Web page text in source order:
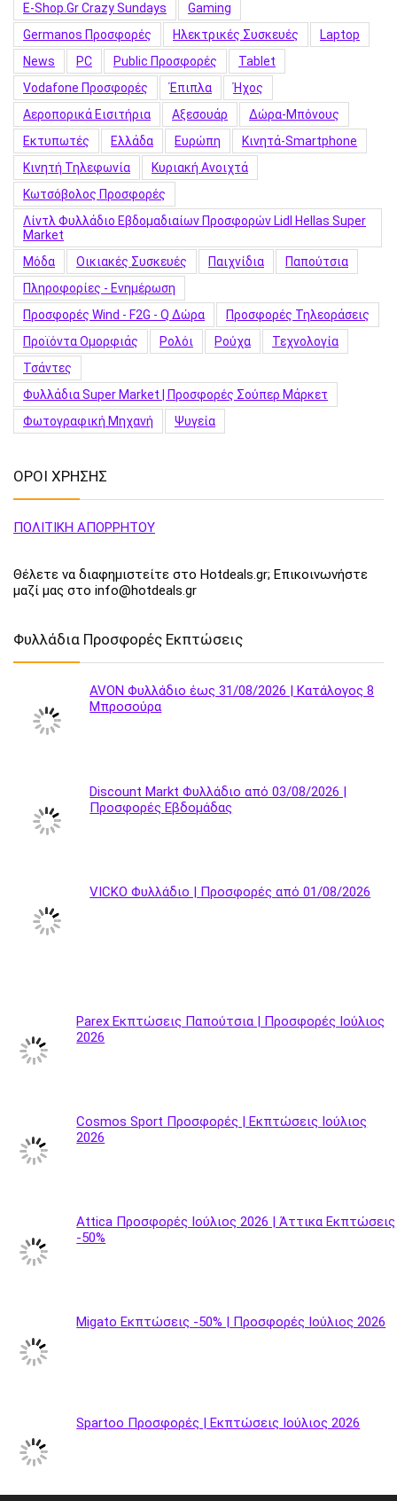
E-Shop.gr Crazy Sundays
Gaming
Germanos Προσφορές
Hλεκτρικές Συσκευές
Laptop
News
PC Public Προσφορές
Tablet
Vodafone Προσφορές
Έπιπλα
Ήχος
Αεροπορικά Εισιτήρια
Αξεσουάρ
Δώρα-Μπόνους
Εκτυπωτές
Ελλάδα Ευρώπη
Κινητά-Smartphone
Κινητή Τηλεφωνία
Κυριακή Ανοιχτά
Κωτσόβολος Προσφορές
Λίντλ Φυλλάδιο Εβδομαδιαίων Προσφορών Lidl Hellas Super
Market
Μόδα
Οικιακές Συσκευές Παιχνίδια
Παπούτσια
Πληροφορίες - Ενημέρωση
Προσφορές Wind - F2G - Q Δώρα
Προσφορές Τηλεοράσεις
Προϊόντα Ομορφιάς
Ρολόι Ρούχα
Τεχνολογία
Τσάντες
Φυλλάδια Super Market | Προσφορές Σούπερ Μάρκετ
Φωτογραφική Μηχανή
Ψυγεία
ΟΡΟΙ ΧΡΗΣΗΣ
ΠΟΛΙΤΙΚΗ ΑΠΟΡΡΗΤΟΥ
Θέλετε να διαφημιστείτε στο Hotdeals.gr; Επικοινωνήστε
μαζί μας στο info@hotdeals.gr
Φυλλάδια Προσφορές Εκπτώσεις
AVON Φυλλάδιο έως 31/08/2026 | Κατάλογος 8
Μπροσούρα
Discount Markt Φυλλάδιο από 03/08/2026 |
Προσφορές Εβδομάδας
VICKO Φυλλάδιο | Προσφορές από 01/08/2026
Parex Εκπτώσεις Παπούτσια | Προσφορές Ιούλιος
2026
Cosmos Sport Προσφορές | Εκπτώσεις Ιούλιος
2026
Attica Προσφορές Ιούλιος 2026 | Άττικα Εκπτώσεις
-50%
Migato Εκπτώσεις -50% | Προσφορές Ιούλιος 2026
Spartoo Προσφορές | Εκπτώσεις Ιούλιος 2026